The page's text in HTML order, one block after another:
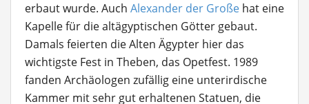
erbaut wurde. Auch Alexander der Große hat eine
Kapelle für die altägyptischen Götter gebaut.
Damals feierten die Alten Ägypter hier das
wichtigste Fest in Theben, das Opetfest. 1989
fanden Archäologen zufällig eine unterirdische
Kammer mit sehr gut erhaltenen Statuen, die